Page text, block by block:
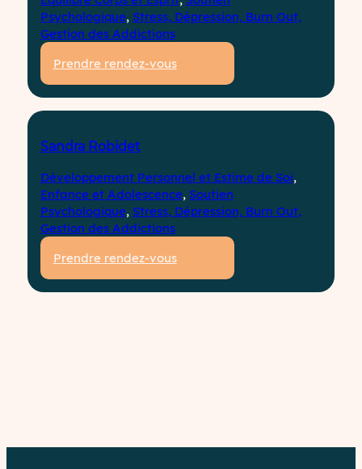
Psychologique, Stress, Dépression, Burn Out,
Gestion des Addictions
Prendre rendez-vous
Sandra Robidet
Développement Personnel et Estime de Soi
Enfance et Adolescence, Soutien
Psychologique, Stress, Dépression, Burn Out,
Gestion des Addictions
Prendre rendez-vous